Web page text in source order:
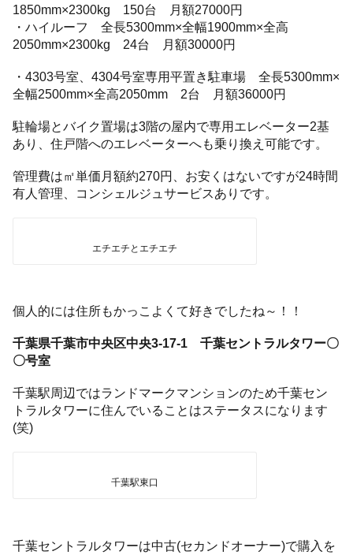
1850mm×2300kg 150台 月額27000円
・ハイルーフ 全長5300mm×全幅1900mm×全高
2050mm×2300kg 24台 月額30000円
・4303号室、4304号室専用平置き駐車場 全長5300mm×
全幅2500mm×全高2050mm 2台 月額36000円
駐輪場とバイク置場は3階の屋内で専用エレベーター2基
あり、住戸階へのエレベーターへも乗り換え可能です。
管理費は㎡単価月額約270円、お安くはないですが24時間
有人管理、コンシェルジュサービスありです。
エチエチとエチエチ
個人的には住所もかっこよくて好きでしたね～！！
千葉県千葉市中央区中央3-17-1 千葉セントラルタワー〇
〇号室
千葉駅周辺ではランドマークマンションのため千葉セン
トラルタワーに住んでいることはステータスになります
(笑)
千葉駅東口
千葉セントラルタワーは中古(セカンドオーナー)で購入を